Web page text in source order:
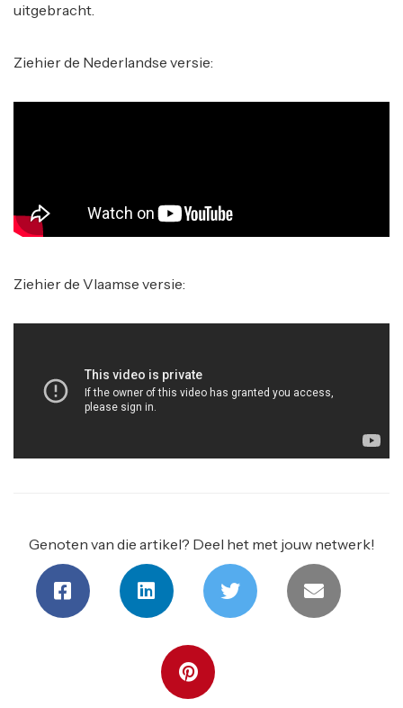
uitgebracht.
Ziehier de Nederlandse versie:
Ziehier de Vlaamse versie:
Genoten van die artikel? Deel het met jouw netwerk!